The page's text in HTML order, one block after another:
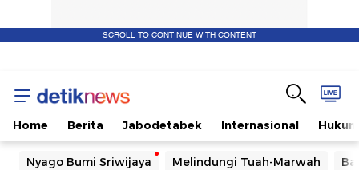
SCROLL TO CONTINUE WITH CONTENT
Home Berita Jabodetabek Internasional Hukum
Nyago Bumi Sriwijaya Melindungi Tuah-Marwah